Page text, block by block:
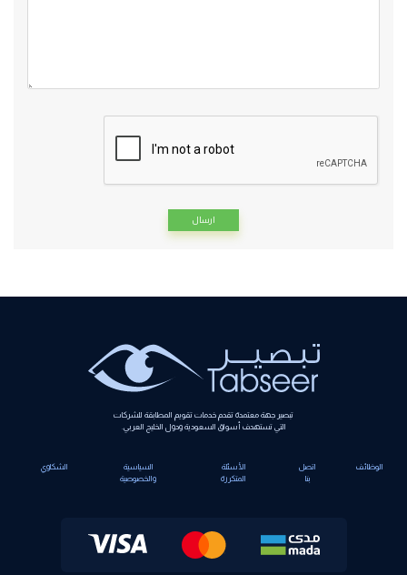
تبصير جهة معتمدة تقدم خدمات تقويم المطابقة للشركات
التي تستهدف أسواق السعودية ودول الخليج العربي.
الوظائف
اتصل
الأسئلة
المتكررة
السياسية
والخصوصية
الشكاوي